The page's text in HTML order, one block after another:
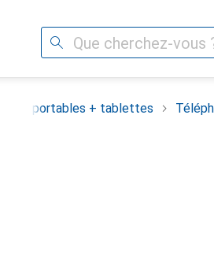
Recherche
portables + tablettes